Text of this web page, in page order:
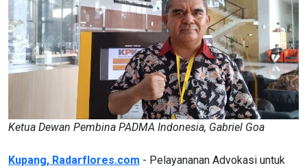
Ketua Dewan Pembina PADMA Indonesia, Gabriel Goa
Kupang, Radarflores.com - Pelayananan Advokasi untuk